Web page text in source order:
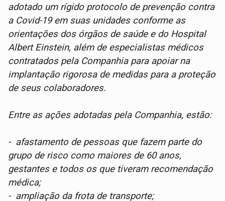
adotado um rígido protocolo de prevenção contra
a Covid-19 em suas unidades conforme as
orientações dos órgãos de saúde e do Hospital
Albert Einstein, além de especialistas médicos
contratados pela Companhia para apoiar na
implantação rigorosa de medidas para a proteção
de seus colaboradores.
Entre as ações adotadas pela Companhia, estão:
- afastamento de pessoas que fazem parte do
grupo de risco como maiores de 60 anos,
gestantes e todos os que tiveram recomendação
médica;
- ampliação da frota de transporte;